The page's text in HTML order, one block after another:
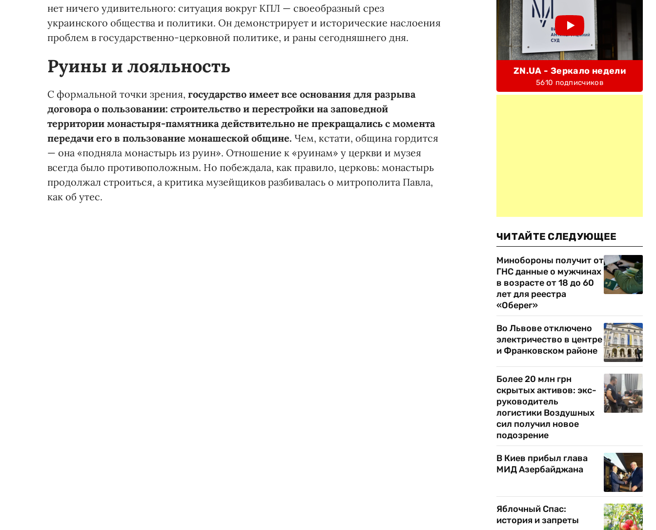
нет ничего удивительного: ситуация вокруг КПЛ — своеобразный срез
украинского общества и политики. Он демонстрирует и исторические наслоения
проблем в государственно-церковной политике, и раны сегодняшнего дня.
Руины и лояльность
С формальной точки зрения, государство имеет все основания для разрыва
договора о пользовании: строительство и перестройки на заповедной
территории монастыря-памятника действительно не прекращались с момента
передачи его в пользование монашеской общине. Чем, кстати, община гордится
— она «подняла монастырь из руин». Отношение к «руинам» у церкви и музея
всегда было противоположным. Но побеждала, как правило, церковь: монастырь
продолжал строиться, а критика музейщиков разбивалась о митрополита Павла,
как об утес.
ZN.UA - Зеркало недели
5610 подписчиков
ЧИТАЙТЕ СЛЕДУЮЩЕЕ
Минобороны получит от
ГНС данные о мужчинах
в возрасте от 18 до 60
лет для реестра
«Оберег»
Во Львове отключено
электричество в центре
и Франковском районе
Более 20 млн грн
скрытых активов: экс-
руководитель
логистики Воздушных
сил получил новое
подозрение
В Киев прибыл глава
МИД Азербайджана
Яблочный Спас:
история и запреты